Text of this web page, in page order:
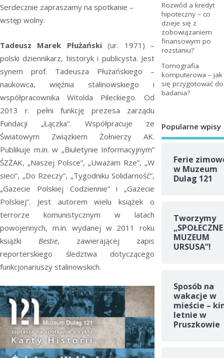
Serdecznie zapraszamy na spotkanie –
wstęp wolny.
Tadeusz Marek Płużański(ur. 1971) –
polski dziennikarz, historyk i publicysta. Jest
synem prof. Tadeusza Płużańskiego –
naukowca, więźnia stalinowskiego i
współpracownika Witolda Pileckiego. Od
2013 r. pełni funkcję prezesa zarządu
Fundacji „Łączka”. Współpracuje ze
Światowym Związkiem Żołnierzy AK.
Publikuje m.in. w „Biuletynie Informacyjnym”
ŚZŻAK, „Naszej Polsce”, „Uważam Rze”, „W
sieci”, „Do Rzeczy”, „Tygodniku Solidarność”,
„Gazecie Polskiej Codziennie” i „Gazecie
Polskiej”. Jest autorem wielu książek o
terrorze komunistycznym w latach
powojennych, m.in. wydanej w 2011 roku
książkiBestie, zawierającej zapis
reporterskiego śledztwa dotyczącego
funkcjonariuszy stalinowskich.
Rozwód a kredyt
hipoteczny – co
dzieje się z
zobowiązaniem
finansowym po
rozstaniu?
Tomografia
komputerowa – jak
się przygotować do
badania?
Popularne wpisy
Ferie
w Muzeum
Dulag 121
Tworzymy
„SPOŁECZNE
MUZEUM
URSUSA”!
Sposób na
wakacje w
mieście –
letnie w
Pruszkowie